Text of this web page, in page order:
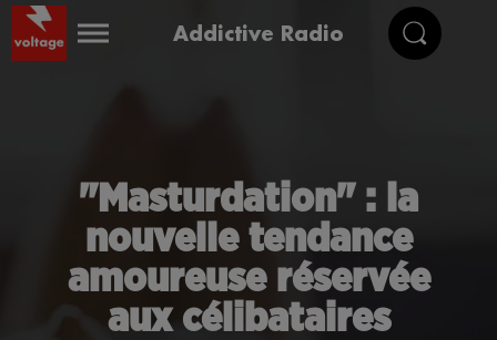
Addictive Radio
"Masturdation" : la
nouvelle tendance
amoureuse réservée
aux célibataires